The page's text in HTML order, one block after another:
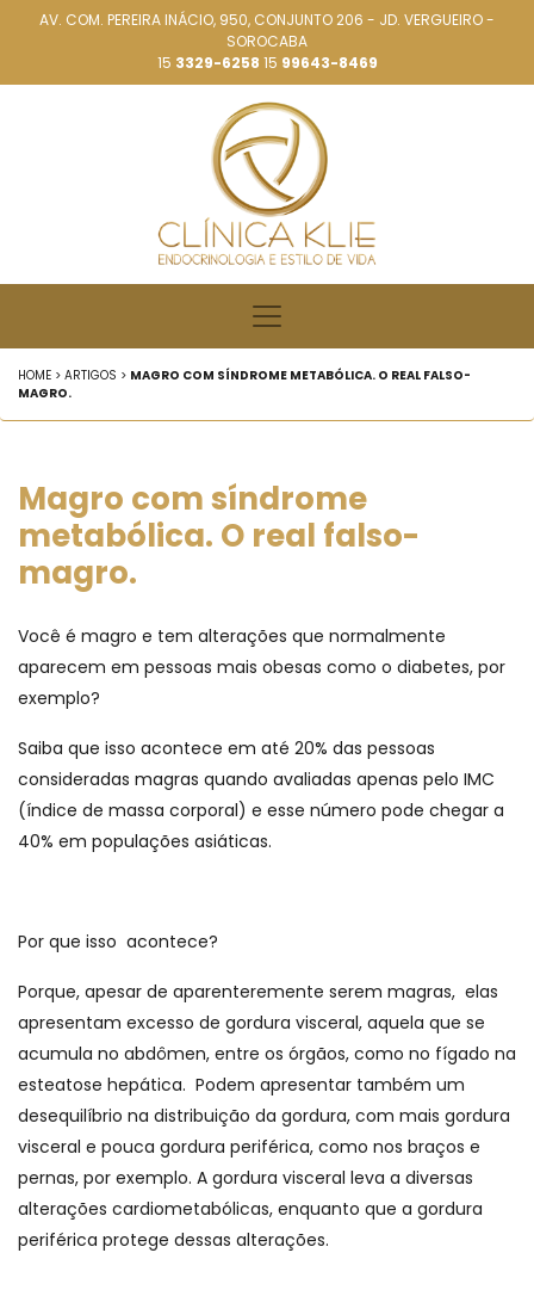
AV. COM. PEREIRA INÁCIO, 950, CONJUNTO 206 - JD. VERGUEIRO -
SOROCABA
15 3329-6258 15 99643-8469
HOME > ARTIGOS > MAGRO COM SÍNDROME METABÓLICA. O REAL FALSO-
MAGRO.
Magro com síndrome
metabólica. O real falso-
magro.
Você é magro e tem alterações que normalmente
aparecem em pessoas mais obesas como o diabetes, por
exemplo?
Saiba que isso acontece em até 20% das pessoas
consideradas magras quando avaliadas apenas pelo IMC
(índice de massa corporal) e esse número pode chegar a
40% em populações asiáticas.
Por que isso acontece?
Porque, apesar de aparenteremente serem magras, elas
apresentam excesso de gordura visceral, aquela que se
acumula no abdômen, entre os órgãos, como no fígado na
esteatose hepática. Podem apresentar também um
desequilíbrio na distribuição da gordura, com mais gordura
visceral e pouca gordura periférica, como nos braços e
pernas, por exemplo. A gordura visceral leva a diversas
alterações cardiometabólicas, enquanto que a gordura
periférica protege dessas alterações.